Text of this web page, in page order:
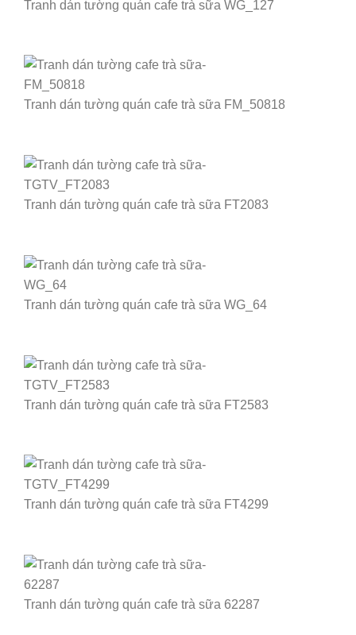
Tranh dán tường quán cafe trà sữa WG_127
Tranh dán tường quán cafe trà sữa FM_50818
Tranh dán tường quán cafe trà sữa FT2083
Tranh dán tường quán cafe trà sữa WG_64
Tranh dán tường quán cafe trà sữa FT2583
Tranh dán tường quán cafe trà sữa FT4299
Tranh dán tường quán cafe trà sữa 62287